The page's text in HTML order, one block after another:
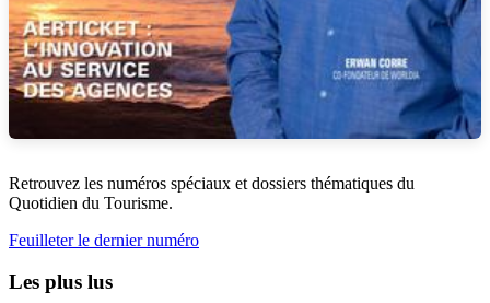
Retrouvez les numéros spéciaux et dossiers thématiques du
Quotidien du Tourisme.
Feuilleter le dernier numéro
Les plus lus